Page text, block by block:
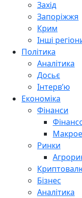
Захід
Запоріжжя
Крим
Інші
Політика
Аналітика
Досьє
Інтерв’ю
Економіка
Фінанси
Ринки
Бізнес
Аналітика